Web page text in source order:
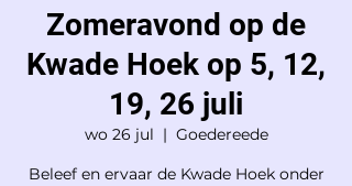
Zomeravond op de
Kwade Hoek op 5, 12,
19, 26 juli
wo 26 jul
  |
Goedereede
Beleef en ervaar de Kwade Hoek onder